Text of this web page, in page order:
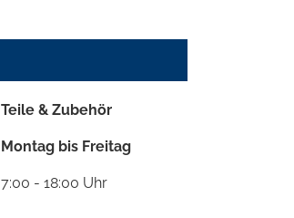
Teile & Zubehör
Montag bis Freitag
7:00 - 18:00 Uhr